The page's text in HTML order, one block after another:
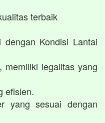
terbaik
Kondisi Lantai
memiliki legalitas yang
efisien.
yang sesuai dengan